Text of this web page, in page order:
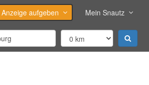
Anzeige aufgeben Mein Snautz